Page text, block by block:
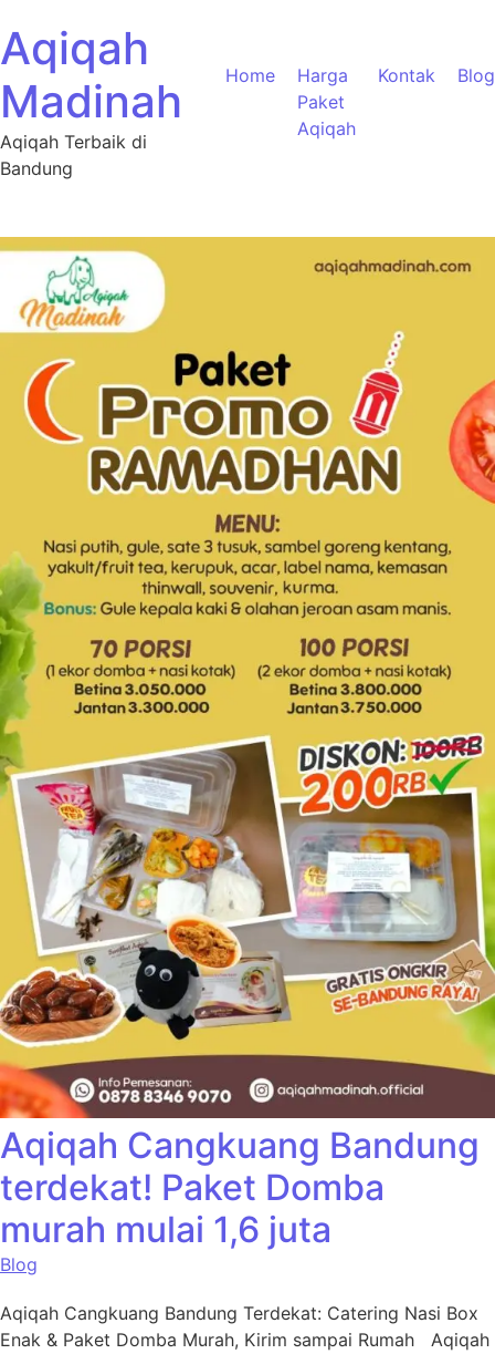
Aqiqah
Madinah
Aqiqah Terbaik di
Bandung
Home
Harga
Paket
Aqiqah
Kontak Blog
Aqiqah Cangkuang Bandung
terdekat! Paket Domba
murah mulai 1,6 juta
Blog
Aqiqah Cangkuang Bandung Terdekat: Catering Nasi Box
Enak & Paket Domba Murah, Kirim sampai Rumah Aqiqah